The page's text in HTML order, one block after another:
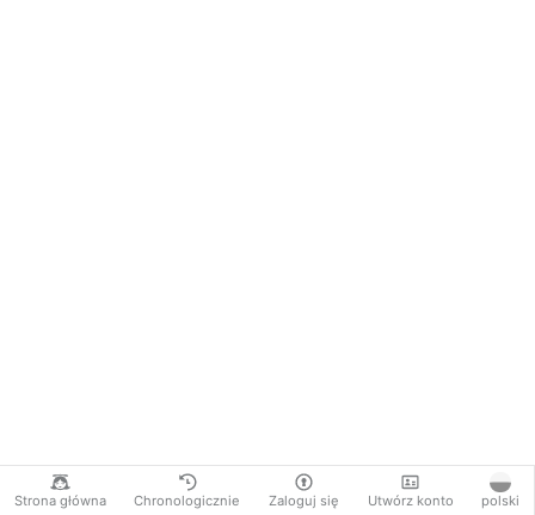
Strona główna Chronologicznie Zaloguj się Utwórz konto polski